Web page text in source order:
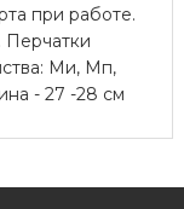
при работе.
Перчатки
Ми, Мп,
- 27 -28 см